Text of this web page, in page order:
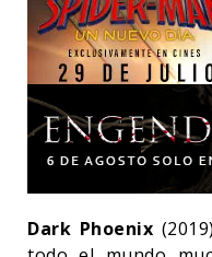
Dark Phoenix